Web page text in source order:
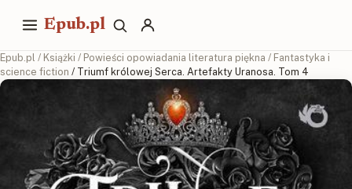
Epub.pl
Epub.pl / Książki / Powieści opowiadania literatura piękna / Fantastyka i
science fiction / Triumf królowej Serca. Artefakty Uranosa. Tom 4